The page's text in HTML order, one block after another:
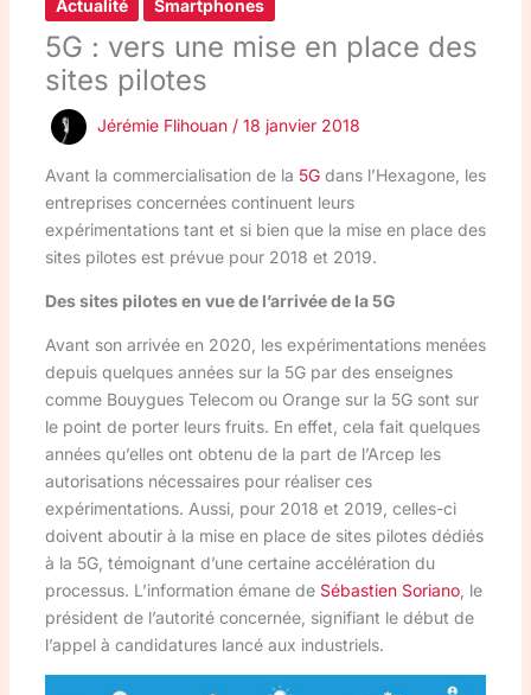
Actualité Smartphones
5G : vers une mise en place des
sites pilotes
Jérémie Flihouan / 18 janvier 2018
Avant la commercialisation de la 5Gdans l’Hexagone, les
entreprises concernées continuent leurs
expérimentations tant et si bien que la mise en place des
sites pilotes est prévue pour 2018 et 2019.
Des sites pilotes en vue de l’arrivée de la 5G
Avant son arrivée en 2020, les expérimentations menées
depuis quelques années sur la 5G par des enseignes
comme Bouygues Telecom ou Orange sur la 5G sont sur
le point de porter leurs fruits. En effet, cela fait quelques
années qu’elles ont obtenu de la part de l’Arcep les
autorisations nécessaires pour réaliser ces
expérimentations. Aussi, pour 2018 et 2019, celles-ci
doivent aboutir à la mise en place de sites pilotes dédiés
à la 5G, témoignant d’une certaine accélération du
processus. L’information émane de Sébastien Soriano, le
président de l’autorité concernée, signifiant le début de
l’appel à candidatures lancé aux industriels.